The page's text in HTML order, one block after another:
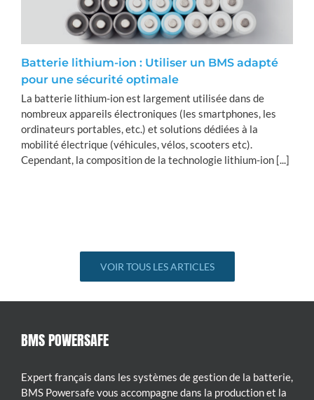
Batterie lithium-ion : Utiliser un BMS adapté
pour une sécurité optimale
La batterie lithium-ion est largement utilisée dans de
nombreux appareils électroniques (les smartphones, les
ordinateurs portables, etc.) et solutions dédiées à la
mobilité électrique (véhicules, vélos, scooters etc).
Cependant, la composition de la technologie lithium-ion [...]
VOIR TOUS LES ARTICLES
BMS POWERSAFE
Expert français dans les systèmes de gestion de la batterie,
BMS Powersafe vous accompagne dans la production et la